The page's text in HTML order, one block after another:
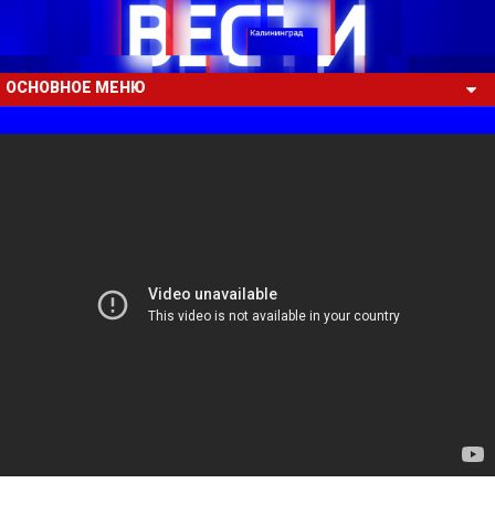
ОСНОВНОЕ МЕНЮ